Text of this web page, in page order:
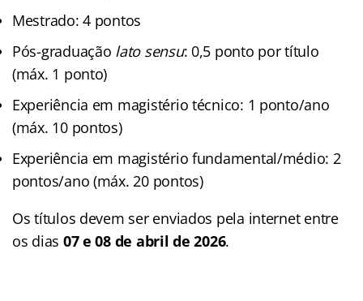
Mestrado: 4 pontos
Pós-graduação lato sensu: 0,5 ponto por título
(máx. 1 ponto)
Experiência em magistério técnico: 1 ponto/ano
(máx. 10 pontos)
Experiência em magistério fundamental/médio: 2
pontos/ano (máx. 20 pontos)
Os títulos devem ser enviados pela internet entre
os dias 07 e 08 de abril de 2026.